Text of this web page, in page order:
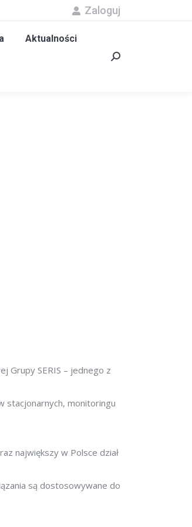
Zaloguj
Aktualności
Szukaj:
Grupy SERIS – jednego z
stacjonarnych, monitoringu
największy w Polsce dział
są dostosowywane do
Kontakt Szukaj: